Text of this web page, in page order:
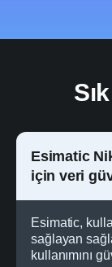
Esimatic
için veri
Esimatic,
sağlayan
kullanımını